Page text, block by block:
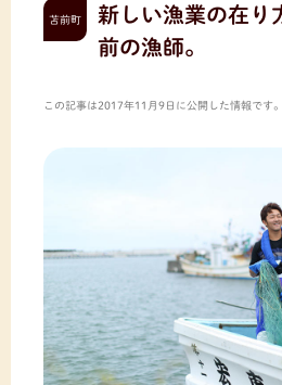
苫前町
新しい漁業の在り
前の漁師。
この記事は2017年11月9日に公開した情報です。